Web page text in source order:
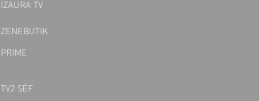
IZAURA TV
ZENEBUTIK
PRIME
TV2 SÉF